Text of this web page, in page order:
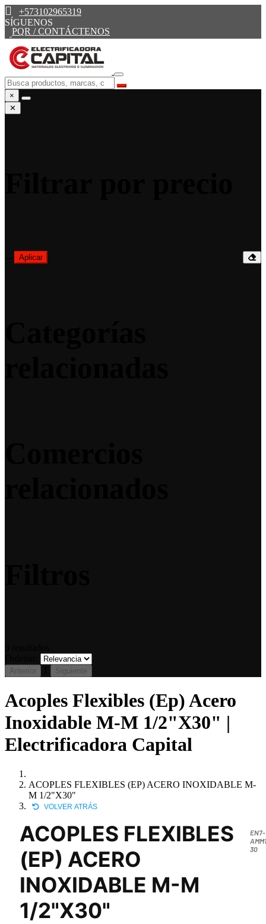
+573102965319
SÍGUENOS
PQR / CONTÁCTENOS
×
✕
Aplicar
Anterior Siguiente
Acoples Flexibles (Ep) Acero
Inoxidable M-M 1/2"X30" |
Electrificadora Capital
ACOPLES FLEXIBLES (EP) ACERO INOXIDABLE M-
M 1/2"X30"
VOLVER ATRÁS
ACOPLES FLEXIBLES
(EP) ACERO
INOXIDABLE M-M
1/2"X30"
EN7-
30